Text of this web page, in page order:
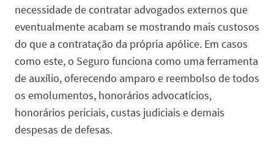
necessidade de contratar advogados externos que
eventualmente acabam se mostrando mais custosos
do que a contratação da própria apólice. Em casos
como este, o Seguro funciona como uma ferramenta
de auxílio, oferecendo amparo e reembolso de todos
os emolumentos, honorários advocatícios,
honorários periciais, custas judiciais e demais
despesas de defesas.